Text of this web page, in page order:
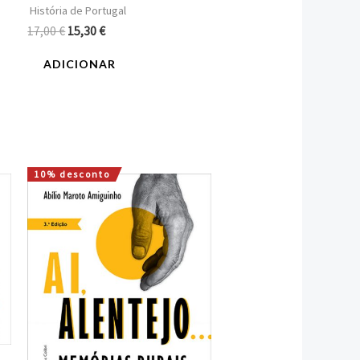
História de Portugal
17,00€15,30€
ADICIONAR
10% desconto
O
preço
era:
16,00 €.
O
preço
atual
é:
14,40 €.